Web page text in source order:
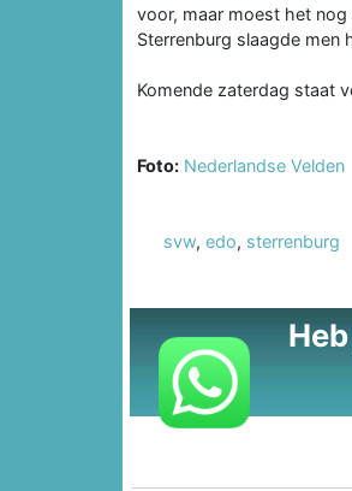
voor, maar moest het
Sterrenburg slaagde men
Komende zaterdag staat
Foto: Nederlandse Velden
svw, edo, sterrenburg